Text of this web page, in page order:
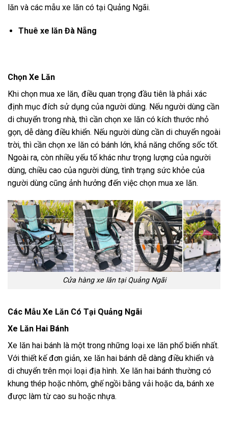
lăn và các mẫu xe lăn có tại Quảng Ngãi.
Thuê xe lăn Đà Nẵng
Chọn Xe Lăn
Khi chọn mua xe lăn, điều quan trọng đầu tiên là phải xác
định mục đích sử dụng của người dùng. Nếu người dùng cần
di chuyển trong nhà, thì cần chọn xe lăn có kích thước nhỏ
gọn, dễ dàng điều khiển. Nếu người dùng cần di chuyển ngoài
trời, thì cần chọn xe lăn có bánh lớn, khả năng chống sốc tốt.
Ngoài ra, còn nhiều yếu tố khác như trọng lượng của người
dùng, chiều cao của người dùng, tình trạng sức khỏe của
người dùng cũng ảnh hưởng đến việc chọn mua xe lăn.
Cửa hàng xe lăn tại Quảng Ngãi
Các Mẫu Xe Lăn Có Tại Quảng Ngãi
Xe Lăn Hai Bánh
Xe lăn hai bánh là một trong những loại xe lăn phổ biến nhất.
Với thiết kế đơn giản, xe lăn hai bánh dễ dàng điều khiển và
di chuyển trên mọi loại địa hình. Xe lăn hai bánh thường có
khung thép hoặc nhôm, ghế ngồi bằng vải hoặc da, bánh xe
được làm từ cao su hoặc nhựa.